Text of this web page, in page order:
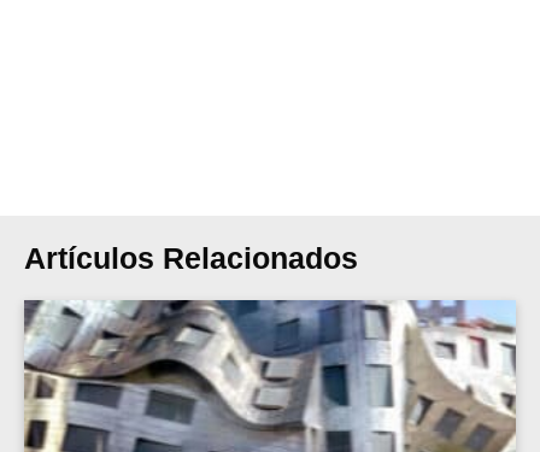
Artículos Relacionados